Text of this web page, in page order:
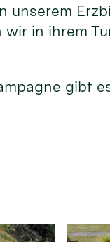
unserem
in ihrem
gibt